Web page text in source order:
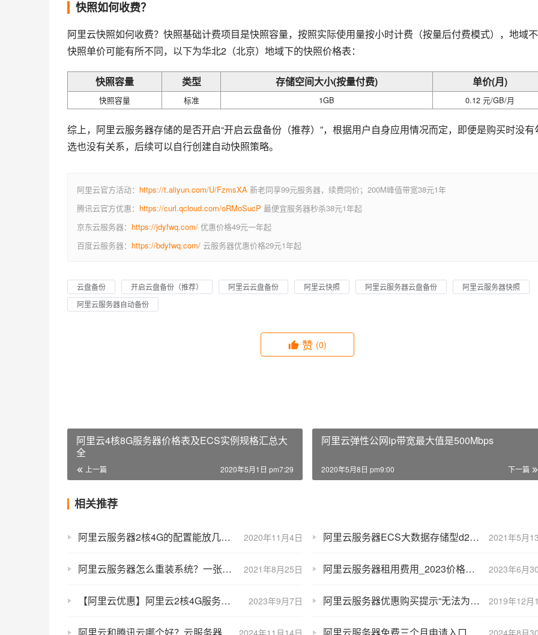
快照如何收费？
阿里云快照如何收费？快照基础计费项目是快照容量，按照实际使用量按小时计费（按量后付费模式），地域
快照单价可能有所不同，以下为华北2（北京）地域下的快照价格表：
快照容量 类型 存储空间大小(按量付费) 单价(月)
快照容量 标准 1GB 0.12 元/GB/月
综上，阿里云服务器存储的是否开启“开启云盘备份（推荐）”，根据用户自身应用情况而定，即便是购买时没有
选也没有关系，后续可以自行创建自动快照策略。
阿里云官方活动： https://t.aliyun.com/U/FzmsXA 新老同享99元服务器，续费同价；200M峰值带宽38元1年
腾讯云官方优惠： https://curl.qcloud.com/oRMoSucP 最便宜服务器秒杀38元1年起
京东云服务器： https://jdyfwq.com/ 优惠价格49元一年起
百度云服务器： https://bdyfwq.com/ 云服务器优惠价格29元1年起
云盘备份 开启云盘备份（推荐） 阿里云云盘备份 阿里云快照 阿里云服务器云盘备份
阿里云服务器快照
阿里云服务器自动备份
赞 (0)
阿里云4核8G服务器价格表及ECS实例规格汇总大
全
上一篇 2020年5月1日 pm7:29
阿里云弹性公网ip带宽最大值是500Mbps
下一篇
2020年5月8日 pm9:00
相关推荐
2020年11月4日
阿里云服务器2核4G的配置能放几个网站？ 2021年5月
阿里云服务器ECS大数据存储型d2s性能配置及报价说明
2021年8月25日
阿里云服务器怎么重装系统？一张图搞定 2023年6月
阿里云服务器租用费用_2023价格表_优惠活动大全
2023年9月7日
【阿里云优惠】阿里云2核4G服务器4M带宽297元一年 2019年12月
阿里云服务器优惠购买提示“无法为您自动选中”的解决方法